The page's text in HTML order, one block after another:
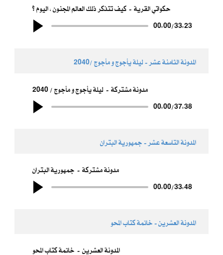
كيف تتذكر ذلك العالم المجنون ، اليوم ؟ حكواتي القرية
00:00/33:23
المدونة الثامنة عشر - ​ليلة يأجوج و مأجوج /2040
ليلة يأجوج و مأجوج / 2040 مدونة مشتركة
00:00/37:38
المدونة التاسعة عشر - ​جمهورية البتران
جمهورية البتران مدونة مشتركة
00:00/33:48
المدونة العشرين - خاتمة كتاب المحو
خاتمة كتاب المحو المدونة العشرين